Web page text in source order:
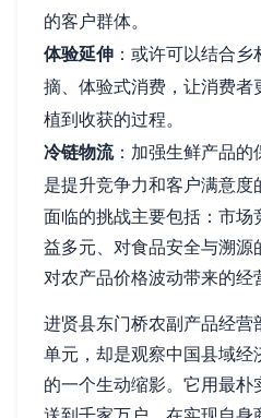
的客户群体。
体验延伸 ：或许可以结合
摘、体验式消费，让消费者
植到收获的过程。
冷链物流：加强生鲜产品的
是提升竞争力和客户满意度
面临的挑战主要包括：市场
益多元、对食品安全与溯源
对农产品价格波动带来的经
进贤县东门桥农副产品经
单元，却是观察中国县域
的一个生动缩影。它用最